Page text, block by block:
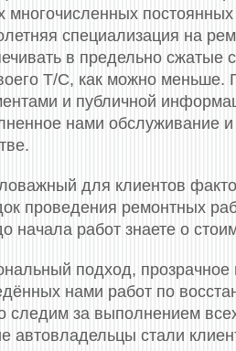
многочисленных
специализация на
в предельно сжатые
Т/С, как можно
и публичной
нами обслуживание
для клиентов
проведения ремонтных
начала работ знаете о
подход,
нами работ по
следим за выполнением
автовладельцы стали